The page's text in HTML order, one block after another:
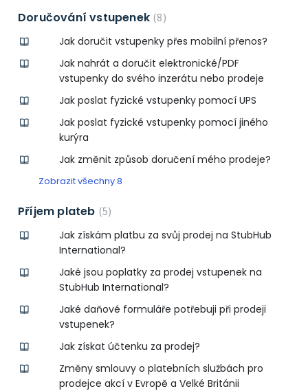
Doručování vstupenek 8
Jak doručit vstupenky přes mobilní přenos?
Jak nahrát a doručit elektronické/PDF
vstupenky do svého inzerátu nebo prodeje
Jak poslat fyzické vstupenky pomocí UPS
Jak poslat fyzické vstupenky pomocí jiného
kurýra
Jak změnit způsob doručení mého prodeje?
Zobrazit všechny 8
Příjem plateb 5
Jak získám platbu za svůj prodej na StubHub
International?
Jaké jsou poplatky za prodej vstupenek na
StubHub International?
Jaké daňové formuláře potřebuji při prodeji
vstupenek?
Jak získat účtenku za prodej?
Změny smlouvy o platebních službách pro
prodejce akcí v Evropě a Velké Británii